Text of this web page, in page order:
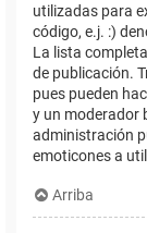
utilizadas para
código, e.j. :)
La lista
de publicación.
pues pueden
y un moderador
administración
emoticones a
Arriba